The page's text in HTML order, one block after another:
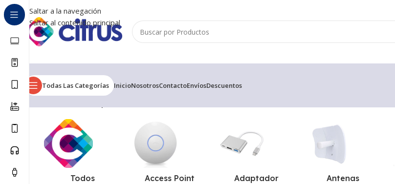
Saltar a la navegación
Saltar al contenido principal
Todas Las Categorías InicioNosotrosContactoEnvíosDescuentos
Todos
Access Point
Adaptador
Antenas